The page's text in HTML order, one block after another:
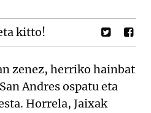
kitto!
zenez, herriko hainbat
Andres ospatu eta
Horrela, Jaixak